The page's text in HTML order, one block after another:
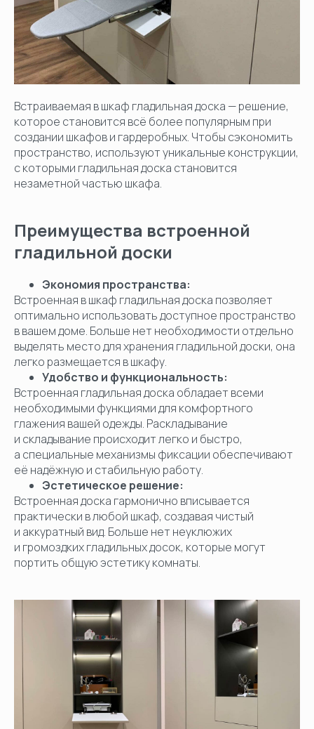
Встраиваемая в шкаф гладильная доска — решение,
которое становится всё более популярным при
создании шкафов и гардеробных. Чтобы сэкономить
пространство, используют уникальные конструкции,
с которыми гладильная доска становится
незаметной частью шкафа.
Преимущества встроенной
гладильной доски
Экономия пространства:
Встроенная в шкаф гладильная доска позволяет
оптимально использовать доступное пространство
в вашем доме. Больше нет необходимости отдельно
выделять место для хранения гладильной доски, она
легко размещается в шкафу.
Удобство и функциональность:
Встроенная гладильная доска обладает всеми
необходимыми функциями для комфортного
глажения вашей одежды. Раскладывание
и складывание происходит легко и быстро,
а специальные механизмы фиксации обеспечивают
её надёжную и стабильную работу.
Эстетическое решение:
Встроенная доска гармонично вписывается
практически в любой шкаф, создавая чистый
и аккуратный вид. Больше нет неуклюжих
и громоздких гладильных досок, которые могут
портить общую эстетику комнаты.